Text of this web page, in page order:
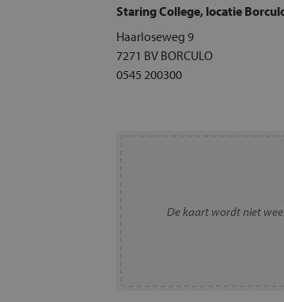
Staring College, locatie
Haarloseweg 9
7271 BV BORCULO
0545 200300
De kaart wordt niet